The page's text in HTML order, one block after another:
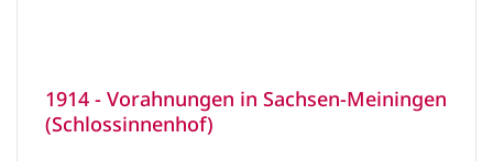
1914 - Vorahnungen in Sachsen-Meiningen
(Schlossinnenhof)